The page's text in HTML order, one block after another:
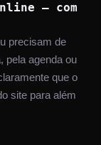
— com
precisam de
pela agenda ou
que o
site para além